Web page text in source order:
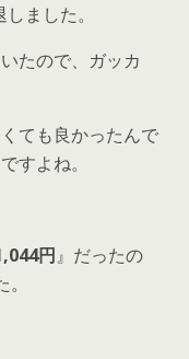
ました。
たので、ガッカ
ても良かったんで
すよね。
円』だったの